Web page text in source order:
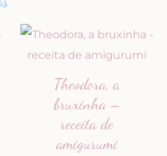
Theodora, a
bruxinha –
receita de
amigurumi